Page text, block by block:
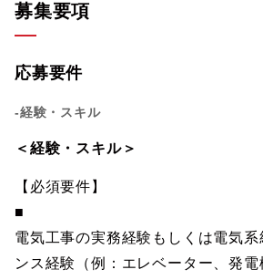
募集要項
応募要件
-経験・スキル
＜経験・スキル＞
【必須要件】
■
電気工事の実務経験もしくは電気
ンス経験（例：エレベーター、発電